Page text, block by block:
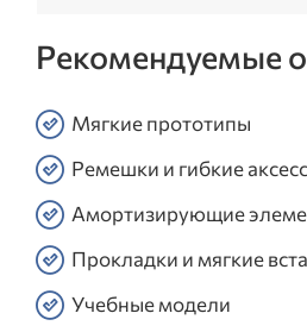
Рекомендуемые
Мягкие прототипы
Ремешки и гибкие
Амортизирующие
Прокладки и мягкие
Учебные модели